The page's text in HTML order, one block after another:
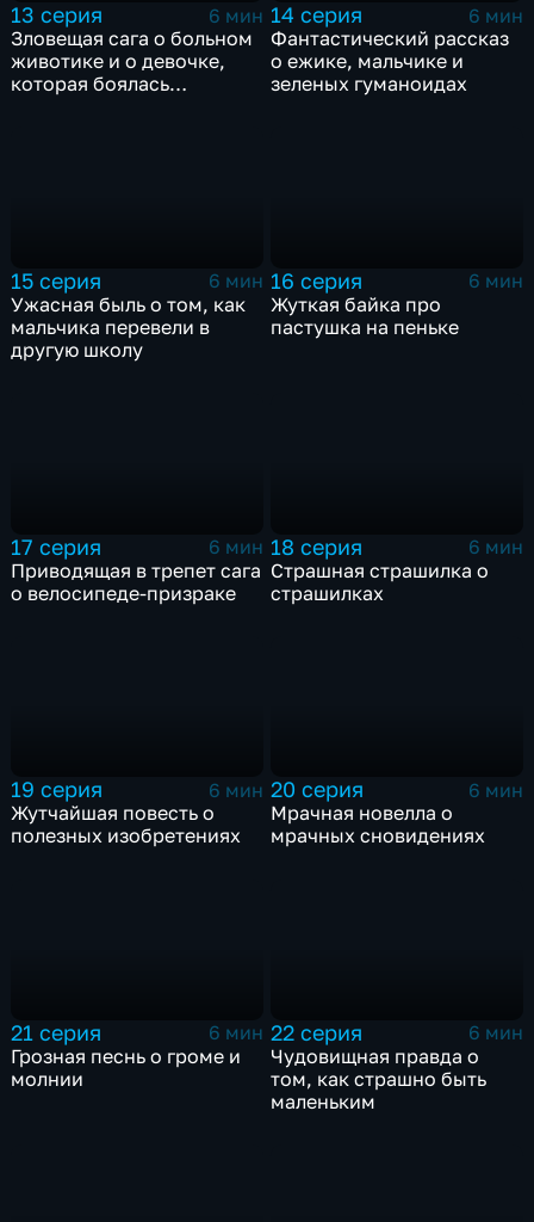
13 серия
6 мин
Зловещая сага о больном
животике и о девочке,
которая боялась
14 серия
6 мин
Фантастический рассказ
о ежике, мальчике и
зеленых гуманоидах
15 серия
6 мин
Ужасная быль о том, как
мальчика перевели в
другую школу
16 серия
6 мин
Жуткая байка про
пастушка на пеньке
17 серия
6 мин
Приводящая в трепет сага
о велосипеде-призраке
18 серия
6 мин
Страшная страшилка о
страшилках
19 серия
6 мин
Жутчайшая повесть о
полезных изобретениях
20 серия
6 мин
Мрачная новелла о
мрачных сновидениях
21 серия
6 мин
Грозная песнь о громе и
молнии
22 серия
6 мин
Чудовищная правда о
том, как страшно быть
маленьким